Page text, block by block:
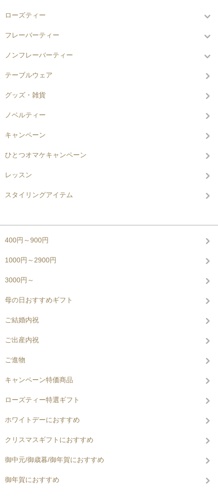
ローズティー
フレーバーティー
ノンフレーバーティー
テーブルウェア
グッズ・雑貨
ノベルティー
キャンペーン
ひとつオマケキャンペーン
レッスン
スタイリングアイテム
400円～900円
1000円～2900円
3000円～
母の日おすすめギフト
ご結婚内祝
ご出産内祝
ご進物
キャンペーン特価商品
ローズティー特選ギフト
ホワイトデーにおすすめ
クリスマスギフトにおすすめ
御中元/御歳暮/御年賀におすすめ
御年賀におすすめ